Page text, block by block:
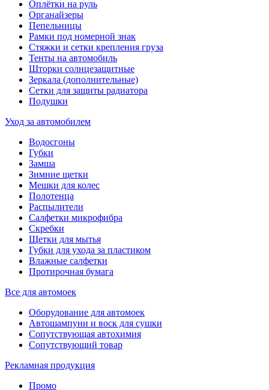
Оплётки на руль
Органайзеры
Пепельницы
Рамки под номерной знак
Стяжки и сетки крепления груза
Тенты на автомобиль
Шторки солнцезащитные
Зеркала (дополнительные)
Сетки для защиты радиатора
Подушки
Уход за автомобилем
Водосгоны
Губки
Замша
Зимние щетки
Мешки для колес
Полотенца
Распылители
Салфетки микрофибра
Скребки
Щетки для мытья
Губки для ухода за пластиком
Влажные салфетки
Протирочная бумага
Все для автомоек
Оборудование для автомоек
Автошампуни и воск для сушки
Сопутствующая автохимия
Сопутствующий товар
Рекламная продукция
Промо